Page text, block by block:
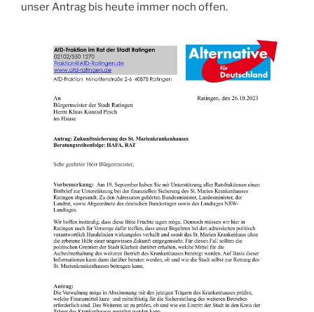
unser Antrag bis heute immer noch offen.